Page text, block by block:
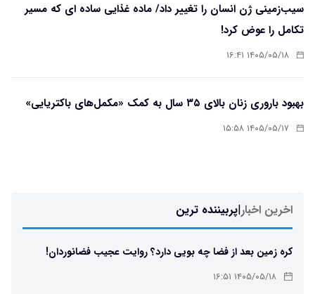
سیب‌زمینی ژن انسان را تغییر داد/ ماده غذایی ساده ای که مسیر
تکامل را عوض کرد!
۱۴۰۵/۰۵/۱۸ ۱۶:۴۱
بهبود باروری زنان بالای ۳۵ سال به کمک «مکمل‌های باکتریایی»
۱۴۰۵/۰۵/۱۷ ۱۵:۵۸
اخرین اخبار|پربیننده ترین
کره زمین بعد از فضا چه بویی دارد؟ روایت عجیب فضانوردان!
۱۴۰۵/۰۵/۱۸ ۱۶:۵۱